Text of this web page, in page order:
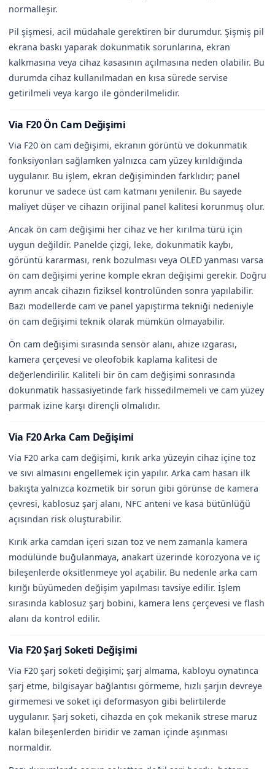
normalleşir.
Pil şişmesi, acil müdahale gerektiren bir durumdur. Şişmiş pil
ekrana baskı yaparak dokunmatik sorunlarına, ekran
kalkmasına veya cihaz kasasının açılmasına neden olabilir. Bu
durumda cihaz kullanılmadan en kısa sürede servise
getirilmeli veya kargo ile gönderilmelidir.
Via F20 Ön Cam Değişimi
Via F20 ön cam değişimi, ekranın görüntü ve dokunmatik
fonksiyonları sağlamken yalnızca cam yüzey kırıldığında
uygulanır. Bu işlem, ekran değişiminden farklıdır; panel
korunur ve sadece üst cam katmanı yenilenir. Bu sayede
maliyet düşer ve cihazın orijinal panel kalitesi korunmuş olur.
Ancak ön cam değişimi her cihaz ve her kırılma türü için
uygun değildir. Panelde çizgi, leke, dokunmatik kaybı,
görüntü kararması, renk bozulması veya OLED yanması varsa
ön cam değişimi yerine komple ekran değişimi gerekir. Doğru
ayrım ancak cihazın fiziksel kontrolünden sonra yapılabilir.
Bazı modellerde cam ve panel yapıştırma tekniği nedeniyle
ön cam değişimi teknik olarak mümkün olmayabilir.
Ön cam değişimi sırasında sensör alanı, ahize ızgarası,
kamera çerçevesi ve oleofobik kaplama kalitesi de
değerlendirilir. Kaliteli bir ön cam değişimi sonrasında
dokunmatik hassasiyetinde fark hissedilmemeli ve cam yüzey
parmak izine karşı dirençli olmalıdır.
Via F20 Arka Cam Değişimi
Via F20 arka cam değişimi, kırık arka yüzeyin cihaz içine toz
ve sıvı almasını engellemek için yapılır. Arka cam hasarı ilk
bakışta yalnızca kozmetik bir sorun gibi görünse de kamera
çevresi, kablosuz şarj alanı, NFC anteni ve kasa bütünlüğü
açısından risk oluşturabilir.
Kırık arka camdan içeri sızan toz ve nem zamanla kamera
modülünde buğulanmaya, anakart üzerinde korozyona ve iç
bileşenlerde oksitlenmeye yol açabilir. Bu nedenle arka cam
kırığı büyümeden değişim yapılması tavsiye edilir. İşlem
sırasında kablosuz şarj bobini, kamera lens çerçevesi ve flash
alanı da kontrol edilir.
Via F20 Şarj Soketi Değişimi
Via F20 şarj soketi değişimi; şarj almama, kabloyu oynatınca
şarj etme, bilgisayar bağlantısı görmeme, hızlı şarjın devreye
girmemesi ve soket içi deformasyon gibi belirtilerde
uygulanır. Şarj soketi, cihazda en çok mekanik strese maruz
kalan bileşenlerden biridir ve zaman içinde aşınması
normaldir.